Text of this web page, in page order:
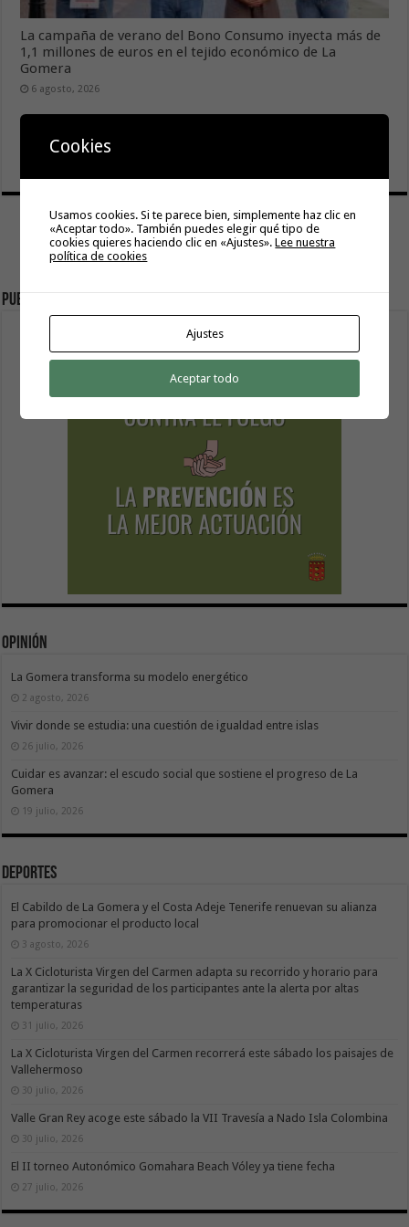
La campaña de verano del Bono Consumo inyecta más de
1,1 millones de euros en el tejido económico de La
Gomera
6 agosto, 2026
El Ayuntamiento de Hermigua licita la instalación de 30
farolas fotovoltaicas en la subida a Las Cabezadas
Publicidad
Opinión
La Gomera transforma su modelo energético
2 agosto, 2026
Vivir donde se estudia: una cuestión de igualdad entre islas
26 julio, 2026
Cuidar es avanzar: el escudo social que sostiene el progreso de La
Gomera
19 julio, 2026
Deportes
El Cabildo de La Gomera y el Costa Adeje Tenerife renuevan su alianza
para promocionar el producto local
3 agosto, 2026
La X Cicloturista Virgen del Carmen adapta su recorrido y horario para
garantizar la seguridad de los participantes ante la alerta por altas
temperaturas
31 julio, 2026
La X Cicloturista Virgen del Carmen recorrerá este sábado los paisajes de
Vallehermoso
30 julio, 2026
Valle Gran Rey acoge este sábado la VII Travesía a Nado Isla Colombina
30 julio, 2026
El II torneo Autonómico Gomahara Beach Vóley ya tiene fecha
27 julio, 2026
Cookies
Usamos cookies. Si te parece bien, simplemente haz clic en
«Aceptar todo». También puedes elegir qué tipo de
cookies quieres haciendo clic en «Ajustes».Lee nuestra
política de cookies
Ajustes
Aceptar todo